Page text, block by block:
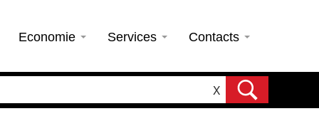
Economie Services Contacts
X